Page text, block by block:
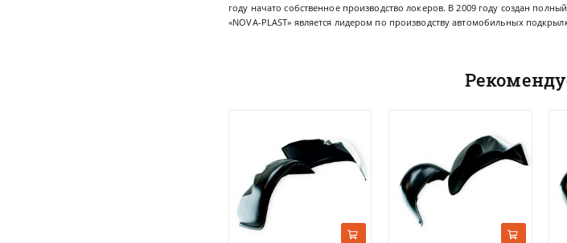
году начато собственное производство локеров. В 2009 году создан
«NOVA-PLAST» является лидером по производству автомобильных